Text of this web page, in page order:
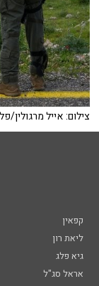
צילום: אייל מרגולין/
קפאין
ליאת רון
גיא פלג
אראל סג"ל